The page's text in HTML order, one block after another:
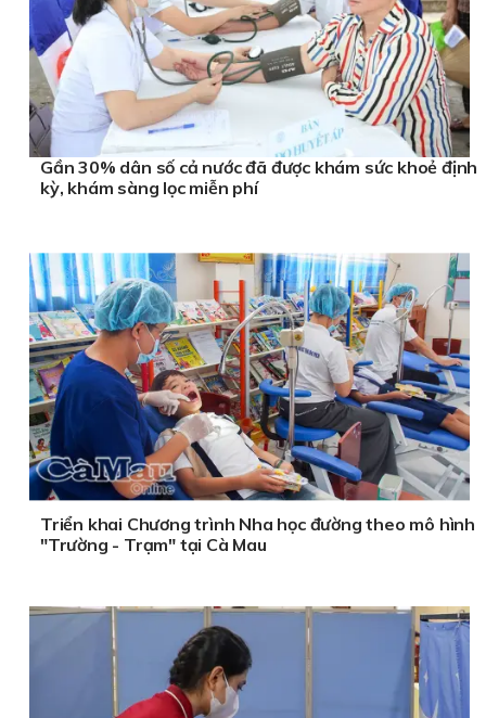
Gần 30% dân số cả nước đã được khám sức khoẻ định
kỳ, khám sàng lọc miễn phí
Triển khai Chương trình Nha học đường theo mô hình
"Trường - Trạm" tại Cà Mau